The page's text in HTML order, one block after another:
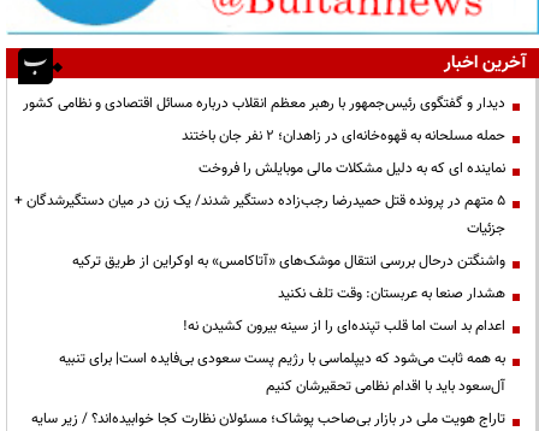
آخرین اخبار
دیدار و گفتگوی رئیس‌جمهور با رهبر معظم انقلاب درباره مسائل اقتصادی و نظامی کشور
حمله مسلحانه به قهوه‌خانه‌ای در زاهدان؛ ۲ نفر جان باختند
نماینده ای که به دلیل مشکلات مالی موبایلش را فروخت
۵ متهم در پرونده قتل حمیدرضا رجب‌زاده دستگیر شدند/ یک زن در میان دستگیرشدگان +
جزئیات
واشنگتن درحال بررسی انتقال موشک‌های «آتاکامس» به اوکراین از طریق ترکیه
هشدار صنعا به عربستان: وقت تلف نکنید
اعدام بد است اما قلب تپنده‌ای را از سینه بیرون کشیدن نه!
به همه ثابت می‌شود که دیپلماسی با رژیم پست سعودی بی‌فایده است| برای تنبیه
آل‌سعود باید با اقدام نظامی تحقیرشان کنیم
تاراج هویت ملی در بازار بی‌صاحب پوشاک؛ مسئولان نظارت کجا خوابیده‌اند؟ / زیر سایه